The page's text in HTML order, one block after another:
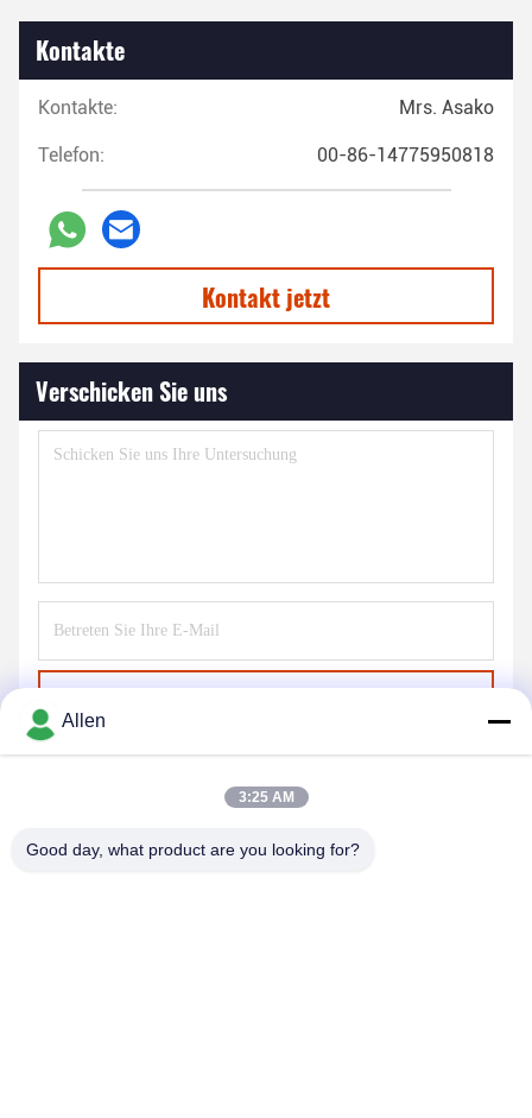
Kontakte
Kontakte: Mrs. Asako
Telefon: 00-86-14775950818
Kontakt jetzt
Verschicken Sie uns
Senden Sie
Allen
3:25 AM
Good day, what product are you looking for?